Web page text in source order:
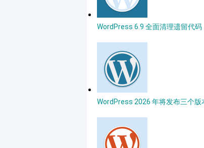
WordPress 6.9 全面清理遗留代
WordPress 2026 年将发布三个版